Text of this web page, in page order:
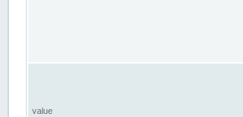
value